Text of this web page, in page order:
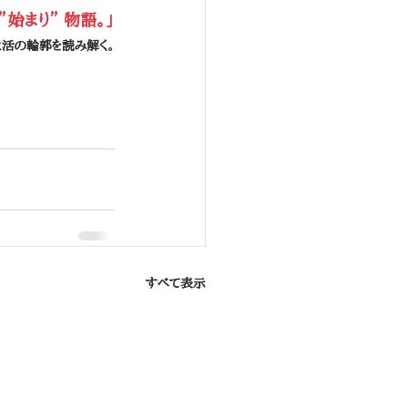
まり” 物語。」
の輪郭を読み解く。
すべて表示